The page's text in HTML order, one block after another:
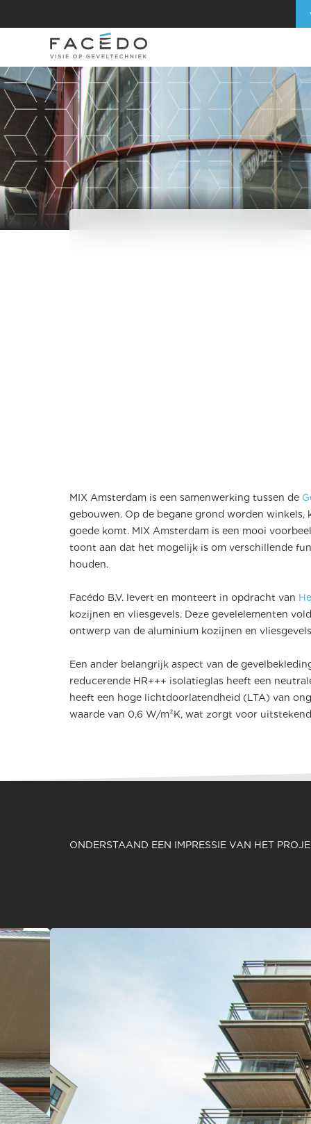
MIX Amsterdam is een samenwerking tussen de
gebouwen. Op de begane grond worden
goede komt. MIX Amsterdam is een mooi
toont aan dat het mogelijk is om verschillende
houden.
Facédo B.V. levert en monteert in opdracht van
kozijnen en vliesgevels. Deze gevelelementen
ontwerp van de aluminium kozijnen en
Een ander belangrijk aspect van de
reducerende HR+++ isolatieglas heeft een
heeft een hoge lichtdoorlatendheid (LTA) van
waarde van 0,6 W/m²K, wat zorgt voor
ONDERSTAAND EEN IMPRESSIE VAN HET